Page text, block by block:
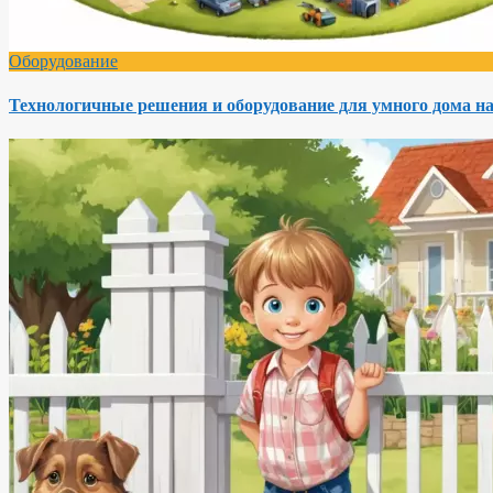
Оборудование
Технологичные решения и оборудование для умного дома